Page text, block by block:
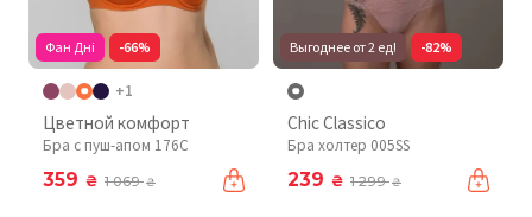
Фан Дні -66%
+1
Цветной комфорт
Бра с пуш-апом 176C
359 ₴ 1 069₴
Выгоднее от 2 ед! -82%
Chic Classico
Бра холтер 005SS
239 ₴ 1 299₴